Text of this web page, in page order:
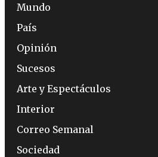
Mundo
País
Opinión
Sucesos
Arte y Espectáculos
Interior
Correo Semanal
Sociedad